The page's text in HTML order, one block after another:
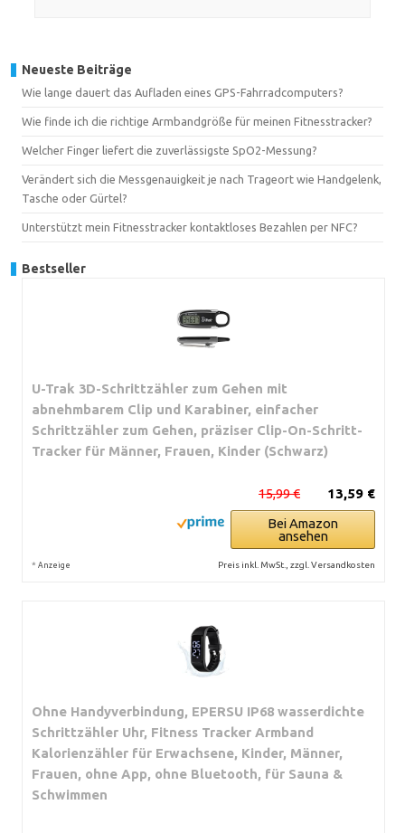
Neueste Beiträge
Wie lange dauert das Aufladen eines GPS-Fahrradcomputers?
Wie finde ich die richtige Armbandgröße für meinen Fitnesstracker?
Welcher Finger liefert die zuverlässigste SpO2-Messung?
Verändert sich die Messgenauigkeit je nach Trageort wie Handgelenk,
Tasche oder Gürtel?
Unterstützt mein Fitnesstracker kontaktloses Bezahlen per NFC?
Bestseller
U-Trak 3D-Schrittzähler zum Gehen mit
abnehmbarem Clip und Karabiner, einfacher
Schrittzähler zum Gehen, präziser Clip-On-Schritt-
Tracker für Männer, Frauen, Kinder (Schwarz)
13,59 €
15,99 €
Bei Amazon
ansehen
* Anzeige Preis inkl. MwSt., zzgl. Versandkosten
Ohne Handyverbindung, EPERSU IP68 wasserdichte
Schrittzähler Uhr, Fitness Tracker Armband
Kalorienzähler für Erwachsene, Kinder, Männer,
Frauen, ohne App, ohne Bluetooth, für Sauna &
Schwimmen